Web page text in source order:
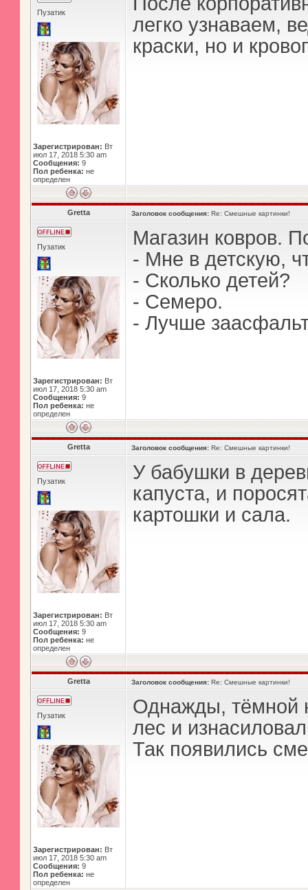
Пузатик
Зарегистрирован: Вт
июл 17, 2018 5:30 am
Сообщения: 9
Пол ребенка: не
определен
легко узнаваем,
краски, но и
Gretta Заголовок сообщения: Re: Смешные картинки!
Пузатик
Зарегистрирован: Вт
июл 17, 2018 5:30 am
Сообщения: 9
Пол ребенка: не
определен
Магазин ковров.
- Мне в детскую,
- Сколько детей?
- Семеро.
- Лучше
Gretta Заголовок сообщения: Re: Смешные картинки!
Пузатик
Зарегистрирован: Вт
июл 17, 2018 5:30 am
Сообщения: 9
Пол ребенка: не
определен
У бабушки в
капуста, и
картошки и сала.
Gretta Заголовок сообщения: Re: Смешные картинки!
Пузатик
Зарегистрирован: Вт
июл 17, 2018 5:30 am
Сообщения: 9
Пол ребенка: не
определен
Однажды, тёмной
лес и
Так появились